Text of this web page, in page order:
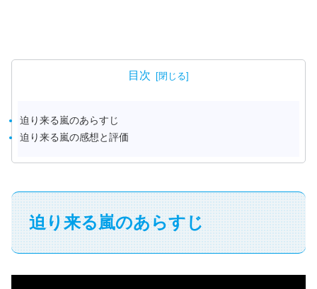
目次
迫り来る嵐のあらすじ
迫り来る嵐の感想と評価
迫り来る嵐のあらすじ